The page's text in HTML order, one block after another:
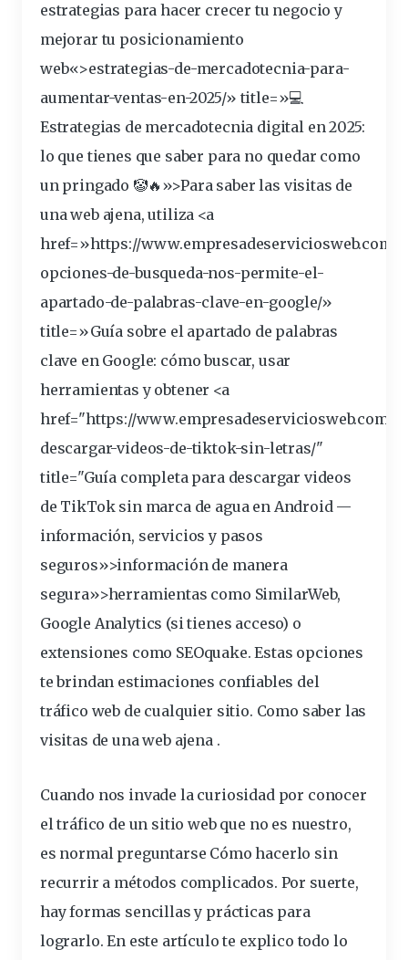
estrategias para hacer crecer tu negocio y
mejorar tu posicionamiento
web«>estrategias-de-mercadotecnia-para-
aumentar-ventas-en-2025/» title=»💻
Estrategias de mercadotecnia digitalen 2025:
lo que tienes que saber para no quedar como
un pringado 🤡🔥»>Para saber las visitas de
una web ajena, utiliza <a
href=»https://www.empresadeserviciosweb.com/
opciones-de-busqueda-nos-permite-el-
apartado-de-palabras-clave-en-google/»
title=»Guía sobre el apartado de palabras
clave en Google: cómo buscar, usar
herramientas y obtener <a
href="https://www.empresadeserviciosweb.com/
descargar-videos-de-tiktok-sin-letras/"
title="Guía completa para descargar videos
de TikTok sin marca de agua en Android —
información, servicios y pasos
seguros»>información de manera
segura»>herramientas como SimilarWeb,
Google Analytics (si tienes acceso) o
extensiones como SEOquake. Estas opciones
te brindan estimaciones confiables del
tráfico web de cualquier sitio. Como saber las
visitas de una web ajena.
Cuando nos invade la curiosidad por conocer
el tráfico de un sitio webque no es nuestro,
es normal preguntarse Cómo hacerlo sin
recurrir a métodos complicados. Por suerte,
hay formas sencillas y prácticas para
lograrlo. En este artículo te explico todo lo